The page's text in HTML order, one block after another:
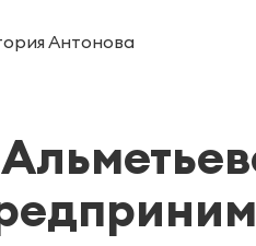
Антонова